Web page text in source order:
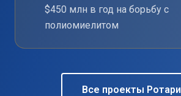
$450 млн в год на борьбу с
полиомиелитом
Все проекты Ротари